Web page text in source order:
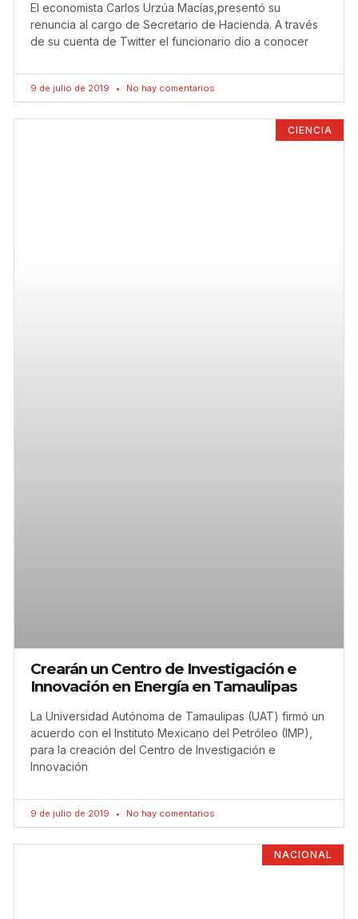
El economista Carlos Urzúa Macías,presentó su
renuncia al cargo de Secretario de Hacienda. A través
de su cuenta de Twitter el funcionario dio a conocer
9 de julio de 2019 No hay comentarios
CIENCIA
Crearán un Centro de Investigación e
Innovación en Energía en Tamaulipas
La Universidad Autónoma de Tamaulipas (UAT) firmó un
acuerdo con el Instituto Mexicano del Petróleo (IMP),
para la creación del Centro de Investigación e
Innovación
9 de julio de 2019 No hay comentarios
NACIONAL